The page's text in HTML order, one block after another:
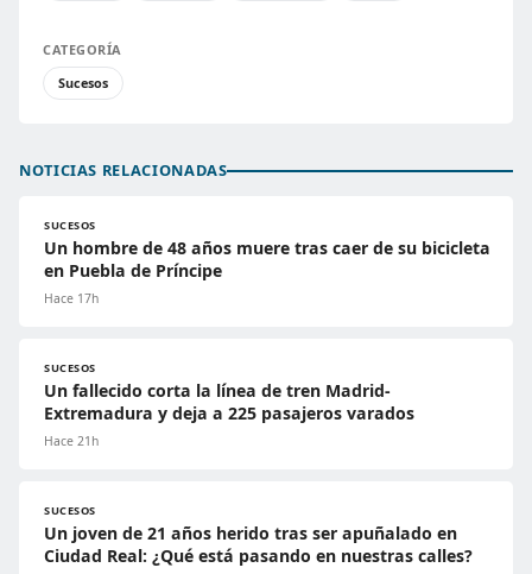
CATEGORÍA
Sucesos
NOTICIAS RELACIONADAS
SUCESOS
Un hombre de 48 años muere tras caer de su bicicleta
en Puebla de Príncipe
Hace 17h
SUCESOS
Un fallecido corta la línea de tren Madrid-
Extremadura y deja a 225 pasajeros varados
Hace 21h
SUCESOS
Un joven de 21 años herido tras ser apuñalado en
Ciudad Real: ¿Qué está pasando en nuestras calles?